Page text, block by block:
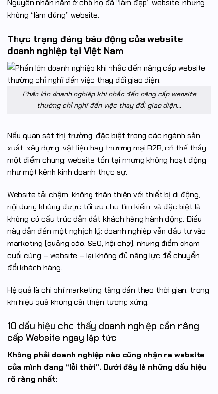
Nguyên nhân nằm ở chỗ họ đã “làm đẹp” website, nhưng
không “làm đúng” website.
Thực trạng đáng báo động của website
doanh nghiệp tại Việt Nam
Phần lớn doanh nghiệp khi nhắc đến nâng cấp website
thường chỉ nghĩ đến việc thay đổi giao diện…
Nếu quan sát thị trường, đặc biệt trong các ngành sản
xuất, xây dựng, vật liệu hay thương mại B2B, có thể thấy
một điểm chung: website tồn tại nhưng không hoạt động
như một kênh kinh doanh thực sự.
Website tải chậm, không thân thiện với thiết bị di động,
nội dung không được tối ưu cho tìm kiếm, và đặc biệt là
không có cấu trúc dẫn dắt khách hàng hành động. Điều
này dẫn đến một nghịch lý: doanh nghiệp vẫn đầu tư vào
marketing (quảng cáo, SEO, hội chợ), nhưng điểm chạm
cuối cùng – website – lại không đủ năng lực để chuyển
đổi khách hàng.
Hệ quả là chi phí marketing tăng dần theo thời gian, trong
khi hiệu quả không cải thiện tương xứng.
10 dấu hiệu cho thấy doanh nghiệp cần nâng
cấp Website ngay lập tức
Không phải doanh nghiệp nào cũng nhận ra website
của mình đang “lỗi thời”. Dưới đây là những dấu hiệu
rõ ràng nhất: